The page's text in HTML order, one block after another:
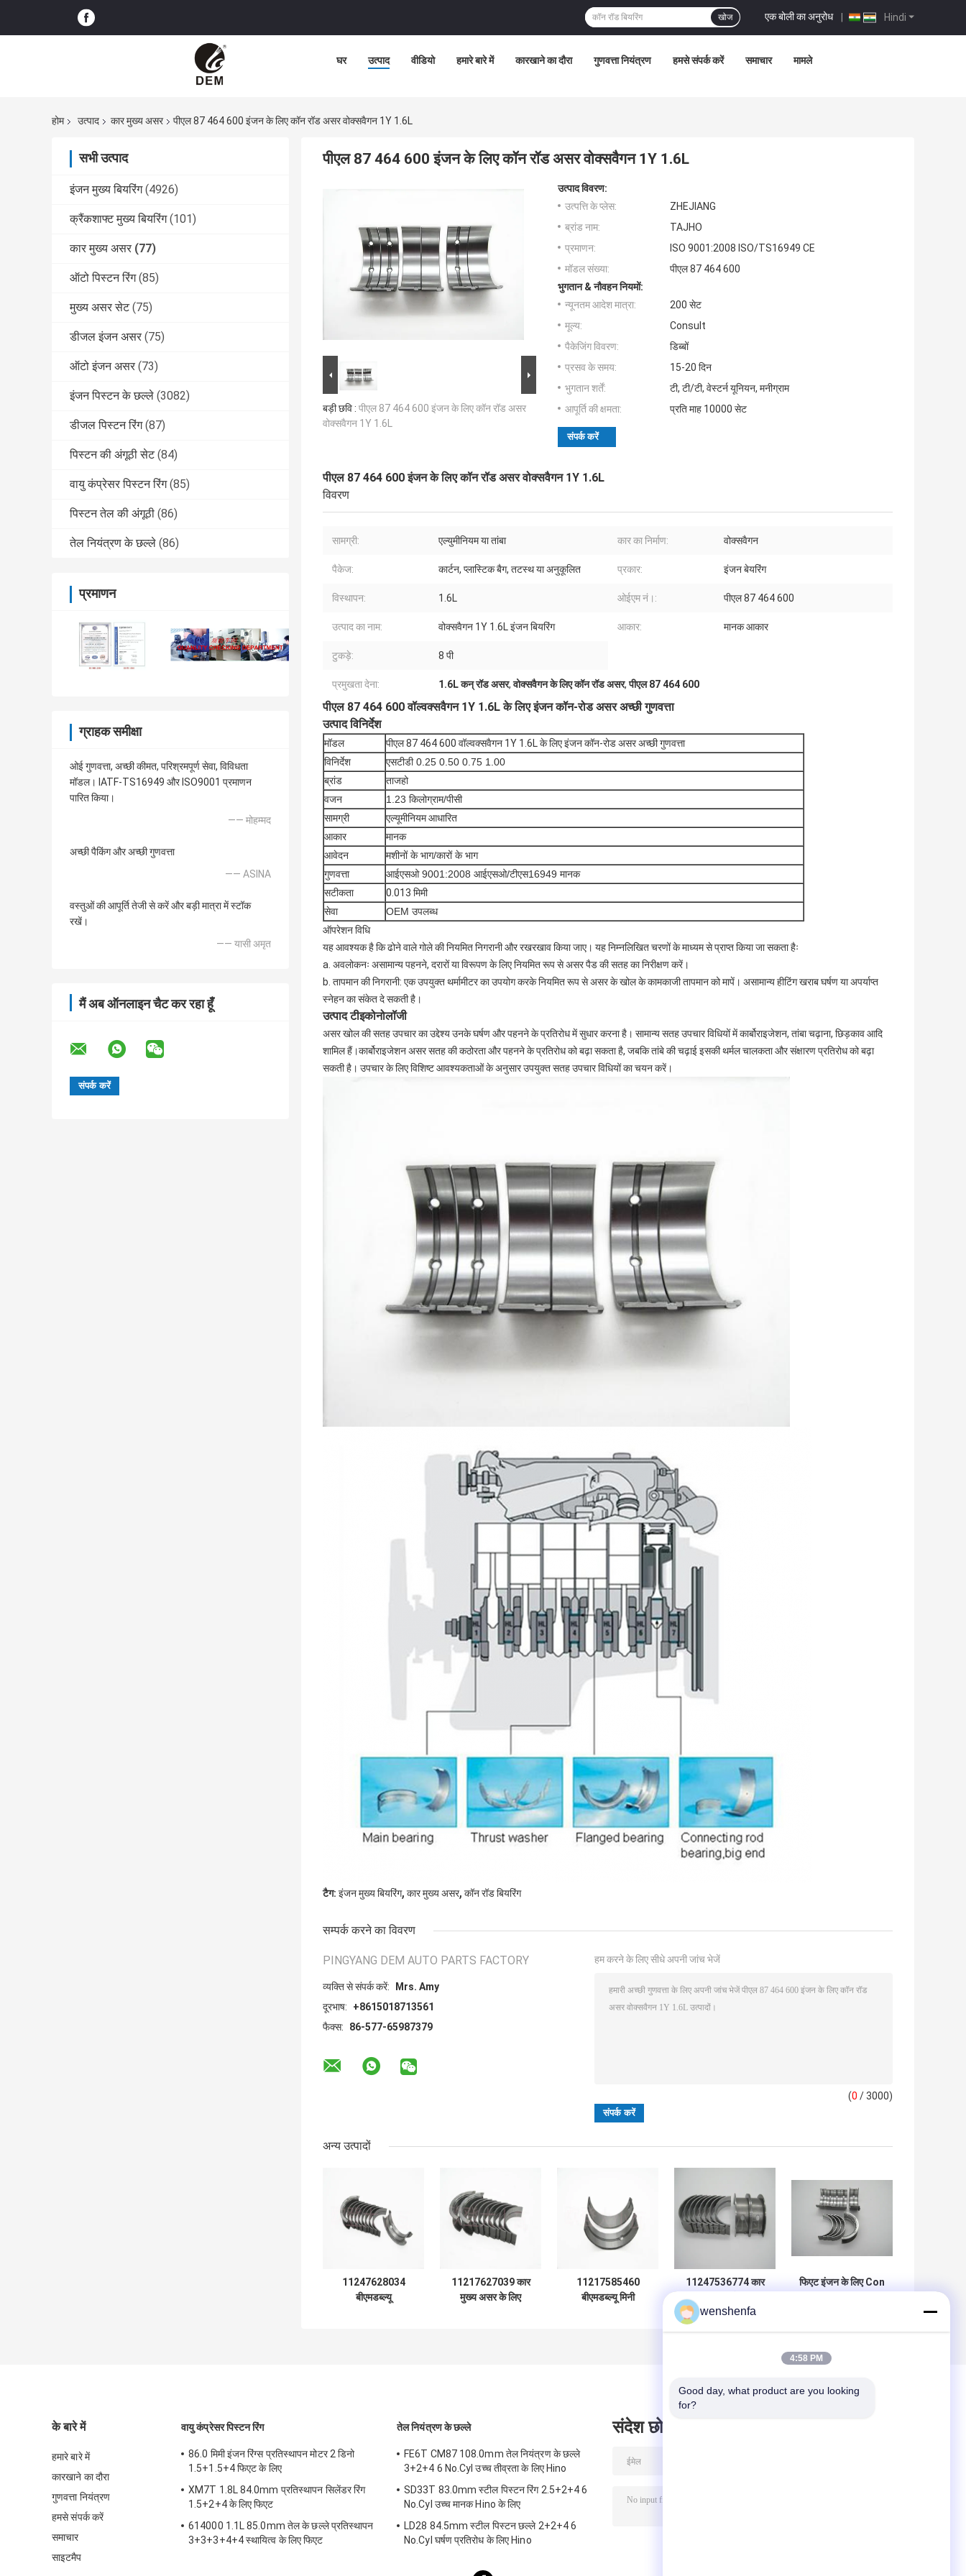
Hindi
एक बोली का अनुरोध |
खोज
घर उत्पाद वीडियो हमारे बारे में कारखाने का दौरा गुणवत्ता नियंत्रण हमसे संपर्क करें समाचार मामले
होम उत्पाद कार मुख्य असर पीएल 87 464 600 इंजन के लिए कॉन रॉड असर वोक्सवैगन 1Y 1.6L
सभी उत्पाद
इंजन मुख्य बियरिंग (4926)
क्रैंकशाफ्ट मुख्य बियरिंग (101)
कार मुख्य असर (77)
ऑटो पिस्टन रिंग (85)
मुख्य असर सेट (75)
डीजल इंजन असर (75)
ऑटो इंजन असर (73)
इंजन पिस्टन के छल्ले (3082)
डीजल पिस्टन रिंग (87)
पिस्टन की अंगूठी सेट (84)
वायु कंप्रेसर पिस्टन रिंग (85)
पिस्टन तेल की अंगूठी (86)
तेल नियंत्रण के छल्ले (86)
प्रमाणन
ग्राहक समीक्षा
ओई गुणवत्ता, अच्छी कीमत, परिश्रमपूर्ण सेवा, विविधता
मॉडल। IATF-TS16949 और ISO9001 प्रमाणन
पारित किया।
—— मोहम्मद
अच्छी पैकिंग और अच्छी गुणवत्ता
—— ASINA
वस्तुओं की आपूर्ति तेजी से करें और बड़ी मात्रा में स्टॉक
रखें।
—— यासी अमृत
मैं अब ऑनलाइन चैट कर रहा हूँ
पीएल 87 464 600 इंजन के लिए कॉन रॉड असर वोक्सवैगन 1Y 1.6L
बड़ी छवि : पीएल 87 464 600 इंजन के लिए कॉन रॉड असर
वोक्सवैगन 1Y 1.6L
उत्पाद विवरण:
उत्पत्ति के प्लेस:
ZHEJIANG
ब्रांड नाम:
TAJHO
प्रमाणन:
ISO 9001:2008 ISO/TS16949 CE
मॉडल संख्या:
पीएल 87 464 600
भुगतान & नौवहन नियमों:
न्यूनतम आदेश मात्रा:
200 सेट
मूल्य:
Consult
पैकेजिंग विवरण:
डिब्बों
प्रसव के समय:
15-20 दिन
भुगतान शर्तें:
टी, टी/टी, वेस्टर्न यूनियन, मनीग्राम
आपूर्ति की क्षमता:
प्रति माह 10000 सेट
संपर्क करें
पीएल 87 464 600 इंजन के लिए कॉन रॉड असर वोक्सवैगन 1Y 1.6L
विवरण
सामग्री: एल्युमीनियम या तांबा कार का निर्माण: वोक्सवैगन
पैकेज: कार्टन, प्लास्टिक बैग, तटस्थ या अनुकूलित प्रकार: इंजन बेयरिंग
विस्थापन: 1.6L ओईएम नं।: पीएल 87 464 600
उत्पाद का नाम: वोक्सवैगन 1Y 1.6L इंजन बियरिंग आकार: मानक आकार
टुकड़े: 8 पी
प्रमुखता देना: 1.6L कन् रॉड असर,वोक्सवैगन के लिए कॉन रॉड असर,पीएल 87 464 600
पीएल 87 464 600 वॉल्वक्सवैगन 1Y 1.6L के लिए इंजन कॉन-रोड असर अच्छी गुणवत्ता
उत्पाद विनिर्देश
मॉडल
पीएल 87 464 600 वॉल्वक्सवैगन 1Y 1.6L के लिए इंजन कॉन-रोड असर अच्छी गुणवत्ता
विनिर्देश
एसटीडी 0.25 0.50 0.75 1.00
ब्रांड
ताजहो
वजन
1.23 किलोग्राम/पीसी
सामग्री
एल्यूमीनियम आधारित
आकार
मानक
आवेदन
मशीनों के भाग/कारों के भाग
गुणवत्ता
आईएसओ 9001:2008 आईएसओ/टीएस16949 मानक
सटीकता
0.013 मिमी
सेवा
OEM उपलब्ध
ऑपरेशन विधि
यह आवश्यक है कि ढोने वाले गोले की नियमित निगरानी और रखरखाव किया जाए। यह निम्नलिखित चरणों के माध्यम से प्राप्त किया जा सकता हैः
a. अवलोकनः असामान्य पहनने, दरारों या विरूपण के लिए नियमित रूप से असर पैड की सतह का निरीक्षण करें।
b. तापमान की निगरानी: एक उपयुक्त थर्मामीटर का उपयोग करके नियमित रूप से असर के खोल के कामकाजी तापमान को मापें। असामान्य हीटिंग खराब घर्षण या अपर्याप्त
स्नेहन का संकेत दे सकती है।
उत्पाद टीइकोनोलॉजी
असर खोल की सतह उपचार का उद्देश्य उनके घर्षण और पहनने के प्रतिरोध में सुधार करना है। सामान्य सतह उपचार विधियों में कार्बोराइजेशन, तांबा चढ़ाना, छिड़काव आदि
शामिल हैं।कार्बोराइजेशन असर सतह की कठोरता और पहनने के प्रतिरोध को बढ़ा सकता है, जबकि तांबे की चढ़ाई इसकी थर्मल चालकता और संक्षारण प्रतिरोध को बढ़ा
सकती है। उपचार के लिए विशिष्ट आवश्यकताओं के अनुसार उपयुक्त सतह उपचार विधियों का चयन करें।
टैग: इंजन मुख्य बियरिंग, कार मुख्य असर, कॉन रॉड बियरिंग
सम्पर्क करने का विवरण
PINGYANG DEM AUTO PARTS FACTORY
व्यक्ति से संपर्क करें:
Mrs. Amy
दूरभाष:
+8615018713561
फैक्स:
86-577-65987379
हम करने के लिए सीधे अपनी जांच भेजें
(0 / 3000)
अन्य उत्पादों
11247628034
बीएमडब्ल्यू
11217627039 कार
मुख्य असर के लिए
11217585460
बीएमडब्ल्यू मिनी
11247536774 कार
बीएमडब्ल्यू N46B20C
फिएट इंजन के लिए Con
के बारे में
हमारे बारे में
कारखाने का दौरा
गुणवत्ता नियंत्रण
हमसे संपर्क करें
समाचार
साइटमैप
वायु कंप्रेसर पिस्टन रिंग
86.0 मिमी इंजन रिंग्स प्रतिस्थापन मोटर 2 डिनो
1.5+1.5+4 फिएट के लिए
XM7T 1.8L 84.0mm प्रतिस्थापन सिलेंडर रिंग
1.5+2+4 के लिए फिएट
614000 1.1L 85.0mm तेल के छल्ले प्रतिस्थापन
3+3+3+4+4 स्थायित्व के लिए फिएट
तेल नियंत्रण के छल्ले
FE6T CM87 108.0mm तेल नियंत्रण के छल्ले
3+2+4 6 No.Cyl उच्च तीव्रता के लिए Hino
SD33T 83.0mm स्टील पिस्टन रिंग 2.5+2+4 6
No.Cyl उच्च मानक Hino के लिए
LD28 84.5mm स्टील पिस्टन छल्ले 2+2+4 6
No.Cyl घर्षण प्रतिरोध के लिए Hino
संदेश छोड़ दो
wenshenfa
4:58 PM
Good day, what product are you looking
for?